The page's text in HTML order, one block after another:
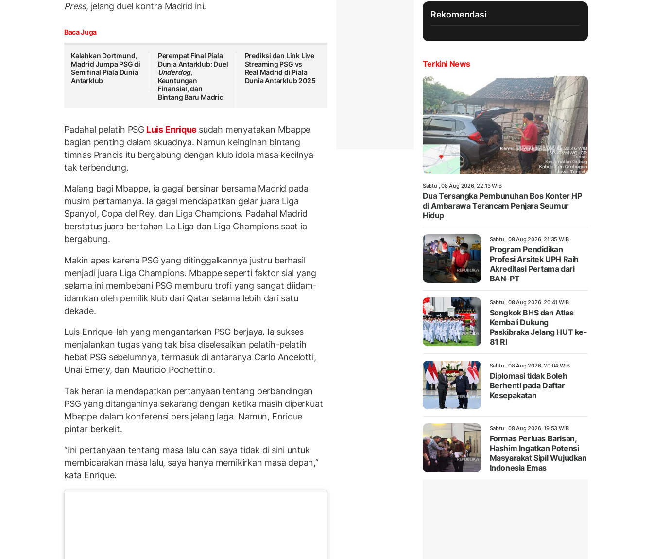
Press, jelang duel kontra Madrid ini.
Baca Juga
Kalahkan Dortmund,
Madrid Jumpa PSG di
Semifinal Piala Dunia
Antarklub
Perempat Final Piala
Dunia Antarklub: Duel
Underdog,
Keuntungan
Finansial, dan
Bintang Baru Madrid
Prediksi dan Link Live
Streaming PSG vs
Real Madrid di Piala
Dunia Antarklub 2025
Padahal pelatih PSG Luis Enrique sudah menyatakan Mbappe
bagian penting dalam skuadnya. Namun keinginan bintang
timnas Prancis itu bergabung dengan klub idola masa kecilnya
tak terbendung.
Malang bagi Mbappe, ia gagal bersinar bersama Madrid pada
musim pertamanya. Ia gagal mendapatkan gelar juara Liga
Spanyol, Copa del Rey, dan Liga Champions. Padahal Madrid
berstatus juara bertahan La Liga dan Liga Champions saat ia
bergabung.
Makin apes karena PSG yang ditinggalkannya justru berhasil
menjadi juara Liga Champions. Mbappe seperti faktor sial yang
selama ini membebani PSG memburu trofi yang sangat diidam-
idamkan oleh pemilik klub dari Qatar selama lebih dari satu
dekade.
Luis Enrique-lah yang mengantarkan PSG berjaya. Ia sukses
menjalankan tugas yang tak bisa diselesaikan pelatih-pelatih
hebat PSG sebelumnya, termasuk di antaranya Carlo Ancelotti,
Unai Emery, dan Mauricio Pochettino.
Tak heran ia mendapatkan pertanyaan tentang perbandingan
PSG yang ditanganinya sekarang dengan ketika masih diperkuat
Mbappe dalam konferensi pers jelang laga. Namun, Enrique
pintar berkelit.
“Ini pertanyaan tentang masa lalu dan saya tidak di sini untuk
membicarakan masa lalu, saya hanya memikirkan masa depan,”
kata Enrique.
Rekomendasi
Terkini News
Sabtu , 08 Aug 2026, 22:13 WIB
Dua Tersangka Pembunuhan Bos Konter HP
di Ambarawa Terancam Penjara Seumur
Hidup
Sabtu , 08 Aug 2026, 21:35 WIB
Program Pendidikan
Profesi Arsitek UPH Raih
Akreditasi Pertama dari
BAN-PT
Sabtu , 08 Aug 2026, 20:41 WIB
Songkok BHS dan Atlas
Kembali Dukung
Paskibraka Jelang HUT ke-
81 RI
Sabtu , 08 Aug 2026, 20:04 WIB
Diplomasi tidak Boleh
Berhenti pada Daftar
Kesepakatan
Sabtu , 08 Aug 2026, 19:53 WIB
Formas Perluas Barisan,
Hashim Ingatkan Potensi
Masyarakat Sipil Wujudkan
Indonesia Emas